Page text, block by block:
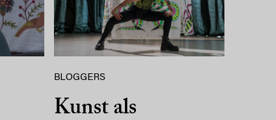
BLOGGERS
Kunst als